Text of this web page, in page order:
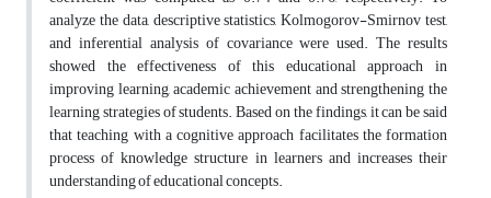
analyze the data, descriptive statistics, Kolmogorov-Smirnov test,
and inferential analysis of covariance were used. The results
showed the effectiveness of this educational approach in
improving learning, academic achievement and strengthening the
learning strategies of students. Based on the findings, it can be said
that teaching with a cognitive approach facilitates the formation
process of knowledge structure in learners and increases their
understanding of educational concepts.